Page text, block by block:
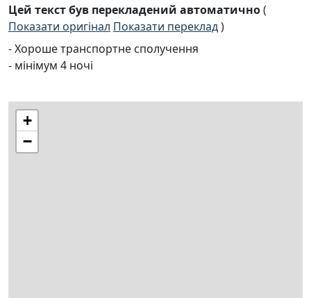
Цей текст був перекладений автоматично(
Показати оригінал Показати переклад)
- Хороше транспортне сполучення
- мінімум 4 ночі
+
−